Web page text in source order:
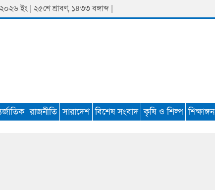
ইং | ২৫শে শ্রাবণ, ১৪৩৩ বঙ্গাব্দ |
রাজনীতি সারাদেশ বিশেষ সংবাদ কৃষি ও শিল্প শিক্ষাঙ্গন